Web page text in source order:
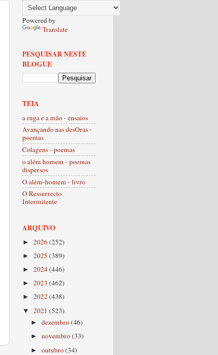
Powered by
Translate
PESQUISAR NESTE
BLOGUE
TEIA
a ruga e a mão - ensaios
Avançando nas desOras -
poemas
Colagens - poemas
o além homem - poemas
dispersos
O além-homem - livro
O Ressurrecto
Intermitente
ARQUIVO
► 2026(252)
► 2025 (389)
► 2024(446)
► 2023 (462)
► 2022(438)
▼ 2021 (523)
►dezembro(46)
►novembro(33)
►outubro(34)